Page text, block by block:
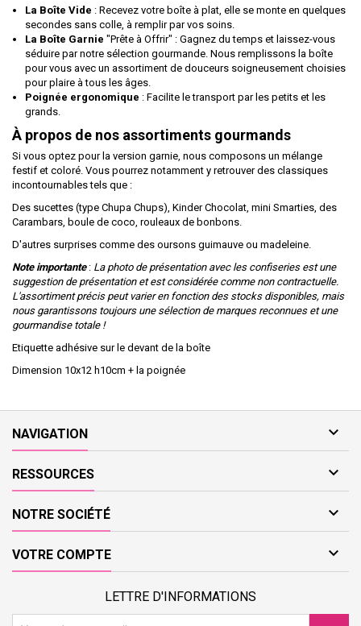
La Boîte Vide : Recevez votre boîte à plat, elle se monte en quelques
secondes sans colle, à remplir par vos soins.
La Boîte Garnie "Prête à Offrir" : Gagnez du temps et laissez-vous
séduire par notre sélection gourmande. Nous remplissons la boîte
pour vous avec un assortiment de douceurs soigneusement choisies
pour plaire à tous les âges.
Poignée ergonomique : Facilite le transport par les petits et les
grands.
À propos de nos assortiments gourmands
Si vous optez pour la version garnie, nous composons un mélange
festif et coloré. Vous pourrez notamment y retrouver des classiques
incontournables tels que :
Des sucettes (type Chupa Chups), Kinder Chocolat, mini Smarties, des
Carambars, boule de coco, rouleaux de bonbons.
D'autres surprises comme des oursons guimauve ou madeleine.
Note importante: La photo de présentation avec les confiseries est une
suggestion de présentation et est considérée comme non contractuelle.
L'assortiment précis peut varier en fonction des stocks disponibles, mais
nous garantissons toujours une sélection de marques reconnues et une
gourmandise totale !
Etiquette adhésive sur le devant de la boîte
Dimension 10x12 h10cm + la poignée
NAVIGATION 
RESSOURCES 
NOTRE SOCIÉTÉ 
VOTRE COMPTE 
LETTRE D'INFORMATIONS